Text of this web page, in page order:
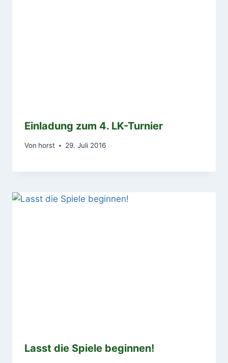
Einladung zum 4. LK-Turnier
Von horst 29. Juli 2016
Lasst die Spiele beginnen!